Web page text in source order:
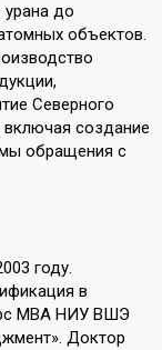
урана до
объектов.
Северного
включая создание
обращения с
году.
в
MBA НИУ ВШЭ
Доктор